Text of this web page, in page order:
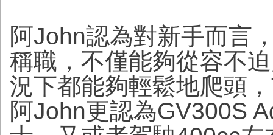
阿John認為對新手而言
稱職，不僅能夠從容不
況下都能夠輕鬆地爬頭
阿John更認為GV300S